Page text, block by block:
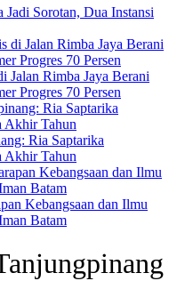
Jadi Sorotan, Dua Instansi
Jalan Rimba Jaya Berani
Progres 70 Persen
Ria Saptarika
Akhir Tahun
Kebangsaan dan Ilmu
Batam